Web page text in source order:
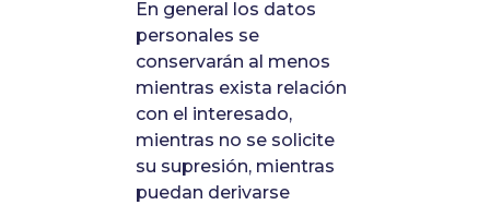
En general los datos
personales se
conservarán al menos
mientras exista relación
con el interesado,
mientras no se solicite
su supresión, mientras
puedan derivarse